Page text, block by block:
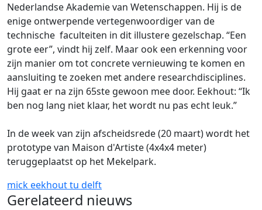
Nederlandse Akademie van Wetenschappen. Hij is de
enige ontwerpende vertegenwoordiger van de
technische faculteiten in dit illustere gezelschap. “Een
grote eer”, vindt hij zelf. Maar ook een erkenning voor
zijn manier om tot concrete vernieuwing te komen en
aansluiting te zoeken met andere researchdisciplines.
Hij gaat er na zijn 65ste gewoon mee door. Eekhout: “Ik
ben nog lang niet klaar, het wordt nu pas echt leuk.”
In de week van zijn afscheidsrede (20 maart) wordt het
prototype van Maison d'Artiste (4x4x4 meter)
teruggeplaatst op het Mekelpark.
mick eekhouttu delft
Gerelateerd nieuws